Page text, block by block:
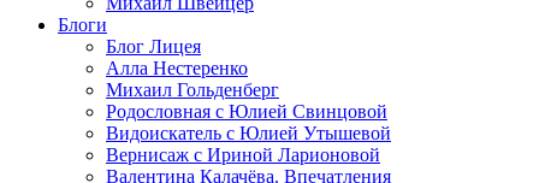
Блоги
Блог Лицея
Алла Нестеренко
Михаил Гольденберг
Родословная с Юлией Свинцовой
Видоискатель с Юлией Утышевой
Вернисаж с Ириной Ларионовой
Валентина Калачёва. Впечатления